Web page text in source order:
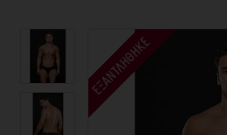
ΕΞΑΝΤΛΉΘΗΚΕ